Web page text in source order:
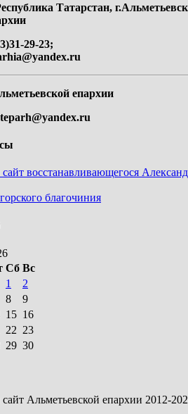
Татарстан,
29-23;
епархии
Сб Вс
1
2
8
9
15 16
22 23
29 30
Альметьевской епархии 2012-